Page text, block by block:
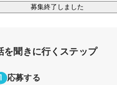
募集終了しました
を聞きに行くステップ
応募する